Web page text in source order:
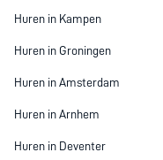
Huren in Kampen
Huren in Groningen
Huren in Amsterdam
Huren in Arnhem
Huren in Deventer